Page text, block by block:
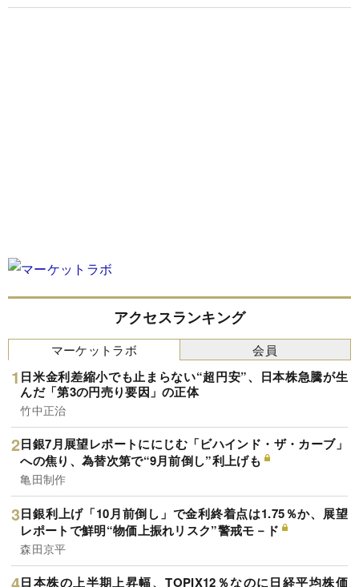
アクセスランキング
マーケットラボ
日米金利差縮小でも止まらない“超円安”、日本株急騰が生
んだ「第3の円売り要因」の正体
竹中正治
日銀7月展望レポートににじむ「ビハインド・ザ・カーブ」
への焦り、為替次第で“9月前倒し”利上げも
亀田制作
日銀利上げ「10月前倒し」で金利終着点は1.75％か、展望
レポートで鮮明“物価上振れリスク”警戒モ－ド
森田京平
日本株の上半期上昇幅、TOPIX12％なのに日経平均株価
会員